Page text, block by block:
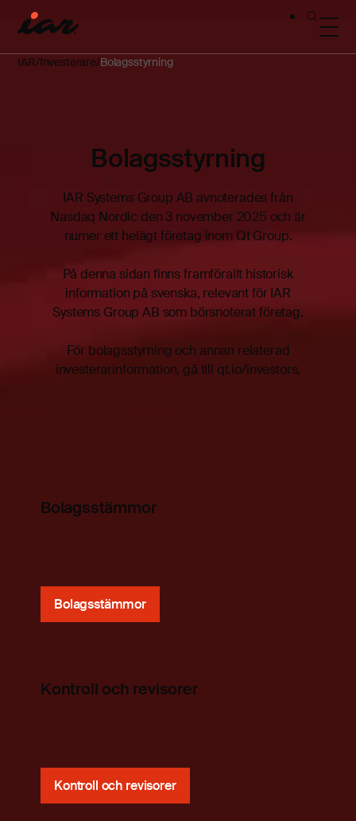
IAR Investerare Bolagsstyrning
Bolagsstyrning
IAR Systems Group AB avnoterades från
Nasdaq Nordic den 3 november 2025 och är
numer ett helägt företag inom Qt Group.
På denna sidan finns framförallt historisk
information på svenska, relevant för IAR
Systems Group AB som börsnoterat företag.
För bolagsstyrning och annan relaterad
investerarinformation, gå till qt.io/investors.
Bolagsstämmor
Bolagsstämmor
Kontroll och revisorer
Kontroll och revisorer